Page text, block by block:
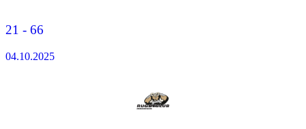
21 - 66
04.10.2025